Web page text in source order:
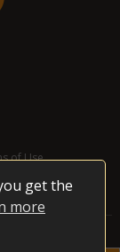
get the
more
of Use